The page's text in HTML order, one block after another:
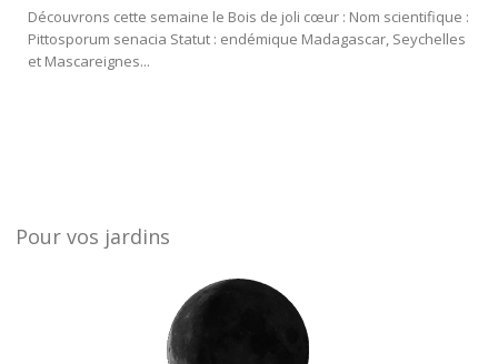
Découvrons cette semaine le Bois de joli cœur : Nom scientifique :
Pittosporum senacia Statut : endémique Madagascar, Seychelles
et Mascareignes...
Pour vos jardins